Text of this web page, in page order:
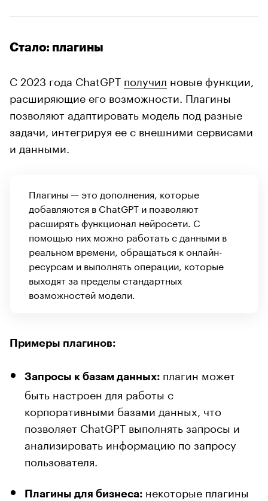
Стало: плагины
С 2023 года ChatGPT получил новые функции,
расширяющие его возможности. Плагины
позволяют адаптировать модель под разные
задачи, интегрируя ее с внешними сервисами
и данными.
Плагины — это дополнения, которые
добавляются в ChatGPT и позволяют
расширять функционал нейросети. С
помощью них можно работать с данными в
реальном времени, обращаться к онлайн-
ресурсам и выполнять операции, которые
выходят за пределы стандартных
возможностей модели.
Примеры плагинов:
Запросы к базам данных: плагин может
быть настроен для работы с
корпоративными базами данных, что
позволяет ChatGPT выполнять запросы и
анализировать информацию по запросу
пользователя.
Плагины для бизнеса: некоторые плагины